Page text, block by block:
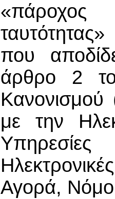
«πάροχος
που
άρθρο 2
με την
Αγορά,